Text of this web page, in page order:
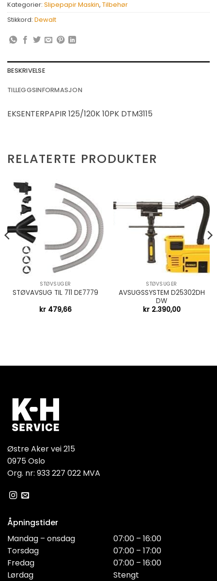
Kategorier: Slipepapir Maskin, Tilbehør
Stikkord: Dewalt
BESKRIVELSE
TILLEGGSINFORMASJON
EKSENTERPAPIR 125/120K 10PK DTM3115
RELATERTE PRODUKTER
STØVSUGER
STØVAVSUG TIL 711 DE7779
kr 479,66
STØVSUGER
AVSUGSSYSTEM D25302DH
DW
kr2.390,00
Østre Aker vei 215
0975 Oslo
Org. nr: 933 227 022 MVA
Åpningstider
Mandag – onsdag
Torsdag
Fredag
Lørdag
07:00 – 16:00
07:00 – 17:00
07:00 – 16:00
Stengt